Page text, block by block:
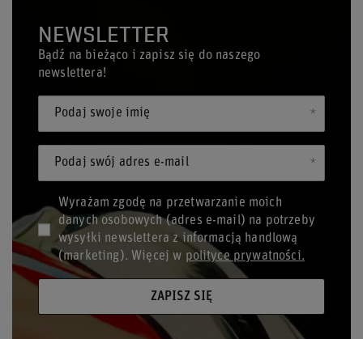
NEWSLETTER
Bądź na bieżąco i zapisz się do naszego
newslettera!
Podaj swoje imię
Podaj swój adres e-mail
Wyrażam zgodę na przetwarzanie moich
danych osobowych (adres e-mail) na potrzeby
wysyłki newslettera z informacją handlową
(marketing). Więcej w polityce prywatności.
ZAPISZ SIĘ